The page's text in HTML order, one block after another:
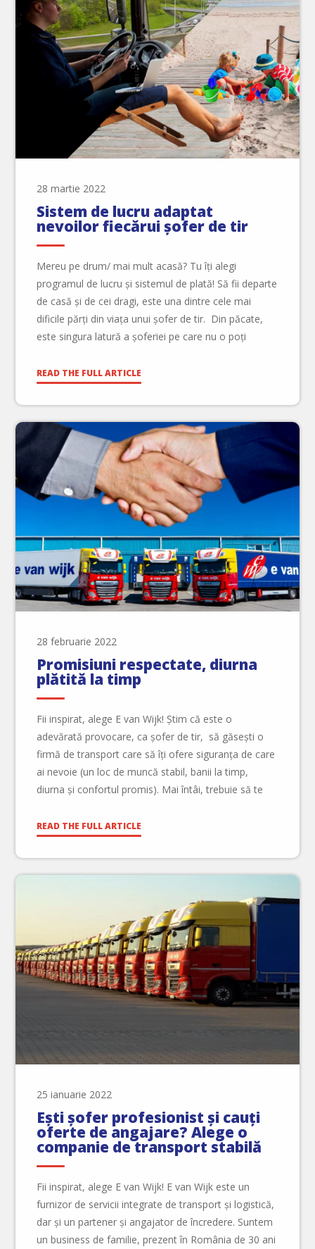
28 martie 2022
Sistem de lucru adaptat
nevoilor fiecărui șofer de tir
Mereu pe drum/ mai mult acasă? Tu îți alegi
programul de lucru și sistemul de plată! Să fii departe
de casă și de cei dragi, este una dintre cele mai
dificile părți din viața unui șofer de tir. Din păcate,
este singura latură a șoferiei pe care nu o poți
READ THE FULL ARTICLE
28 februarie 2022
Promisiuni respectate, diurna
plătită la timp
Fii inspirat, alege E van Wijk! Știm că este o
adevărată provocare, ca șofer de tir, să găsești o
firmă de transport care să îți ofere siguranța de care
ai nevoie (un loc de muncă stabil, banii la timp,
diurna și confortul promis). Mai întâi, trebuie să te
READ THE FULL ARTICLE
25 ianuarie 2022
Ești șofer profesionist și cauți
oferte de angajare? Alege o
companie de transport stabilă
Fii inspirat, alege E van Wijk! E van Wijk este un
furnizor de servicii integrate de transport și logistică,
dar și un partener și angajator de încredere. Suntem
un business de familie, prezent în România de 30 ani